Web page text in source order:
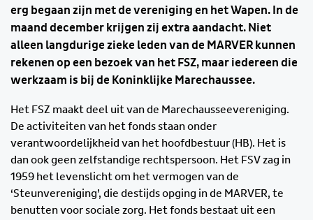
erg begaan zijn met de vereniging en het Wapen. In de
maand december krijgen zij extra aandacht. Niet
alleen langdurige zieke leden van de MARVER kunnen
rekenen op een bezoek van het FSZ, maar iedereen die
werkzaam is bij de Koninklijke Marechaussee.
Het FSZ maakt deel uit van de Marechausseevereniging.
De activiteiten van het fonds staan onder
verantwoordelijkheid van het hoofdbestuur (HB). Het is
dan ook geen zelfstandige rechtspersoon. Het FSV zag in
1959 het levenslicht om het vermogen van de
‘Steunvereniging’, die destijds opging in de MARVER, te
benutten voor sociale zorg. Het fonds bestaat uit een